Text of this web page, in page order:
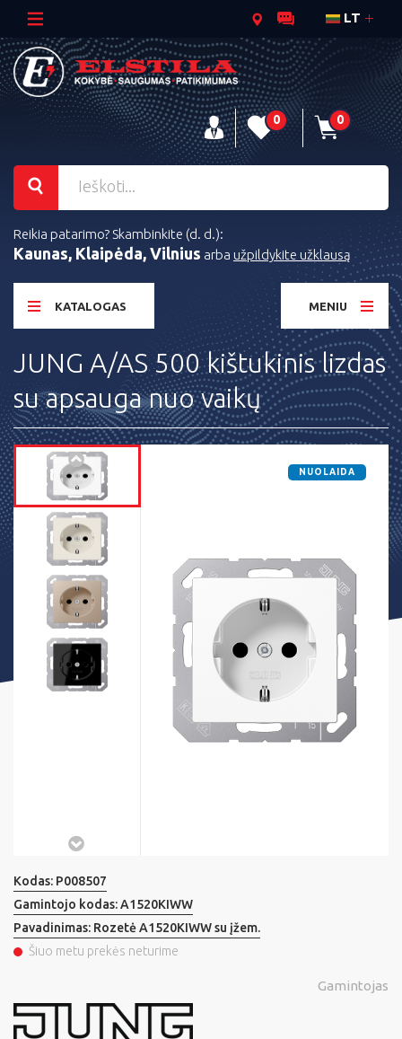
LT
0 0
Reikia patarimo? Skambinkite (d. d.):
Kaunas, Klaipėda, Vilnius arba užpildykite užklausą
KATALOGAS MENIU
JUNG A/AS 500 kištukinis lizdas
su apsauga nuo vaikų
NUOLAIDA
Kodas: P008507
Gamintojo kodas:A1520KIWW
Pavadinimas: Rozetė A1520KIWW su įžem.
Šiuo metu prekės neturime
Gamintojas